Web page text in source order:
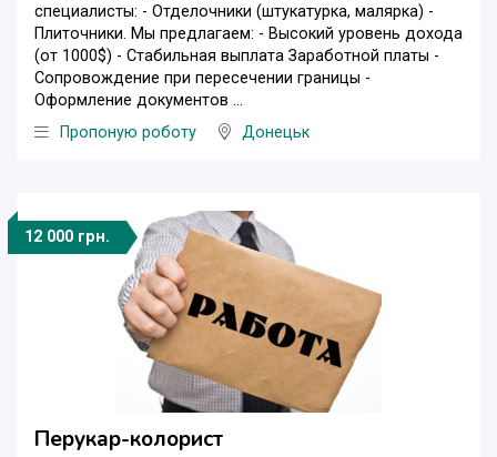
специалисты: - Отделочники (штукатурка, малярка) -
Плиточники. Мы предлагаем: - Высокий уровень дохода
(от 1000$) - Стабильная выплата Заработной платы -
Сопровождение при пересечении границы -
Оформление документов ...
Пропоную роботу
Донецьк
12 000 грн.
Перукар-колopист